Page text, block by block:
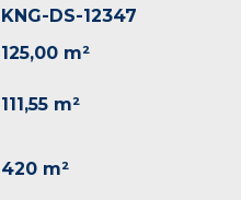
KNG-DS-12347
125,00 m²
111,55 m²
420 m²